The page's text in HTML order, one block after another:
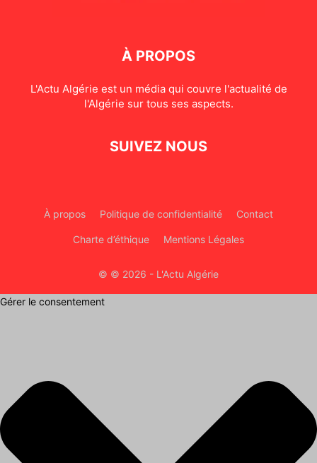
À PROPOS
L'Actu Algérie est un média qui couvre l'actualité de
l'Algérie sur tous ses aspects.
SUIVEZ NOUS
À propos Politique de confidentialité Contact
Charte d’éthique Mentions Légales
© © 2026 - L'Actu Algérie
Gérer le consentement